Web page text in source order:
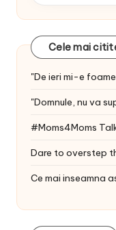
Cele mai
"De ieri mi-e
"Domnule, nu va
#Moms4Moms
Dare to overstep
Ce mai inseamna